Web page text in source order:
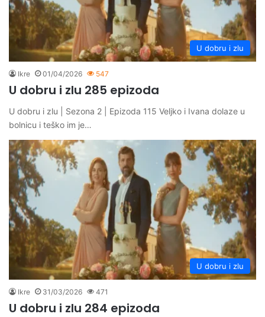
U dobru i zlu
Ikre 01/04/2026 547
U dobru i zlu 285 epizoda
U dobru i zlu | Sezona 2 | Epizoda 115 Veljko i Ivana dolaze u
bolnicu i teško im je…
U dobru i zlu
Ikre 31/03/2026 471
U dobru i zlu 284 epizoda